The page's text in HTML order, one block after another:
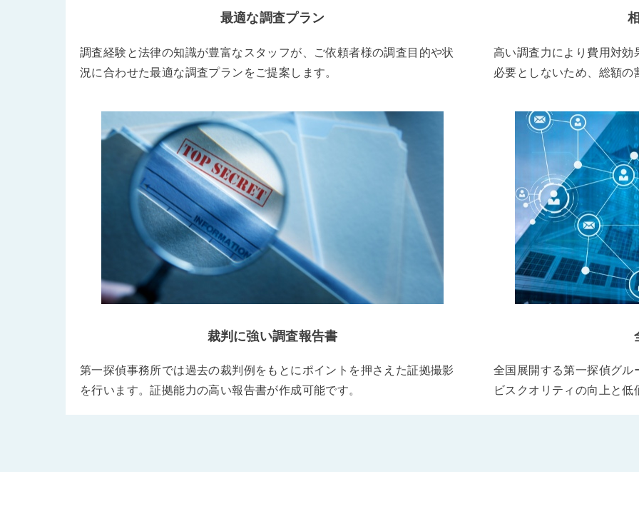
最適な調査プラン
調査経験と法律の知識が豊富なスタッフが、ご依頼者様の調査目的や状
況に合わせた最適な調査プランをご提案します。
高い調査力により費用対
必要としないため、総額
裁判に強い調査報告書
第一探偵事務所では過去の裁判例をもとにポイントを押さえた証拠撮影
を行います。証拠能力の高い報告書が作成可能です。
全国展開する第一探偵グ
ビスクオリティの向上と